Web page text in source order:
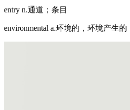
entry n.通道；条目
environmental a.环境的，环境产生的